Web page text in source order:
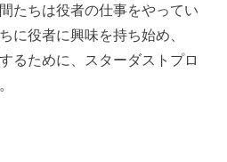
たちは役者の仕事をやってい
に役者に興味を持ち始め、
るために、スターダストプロ